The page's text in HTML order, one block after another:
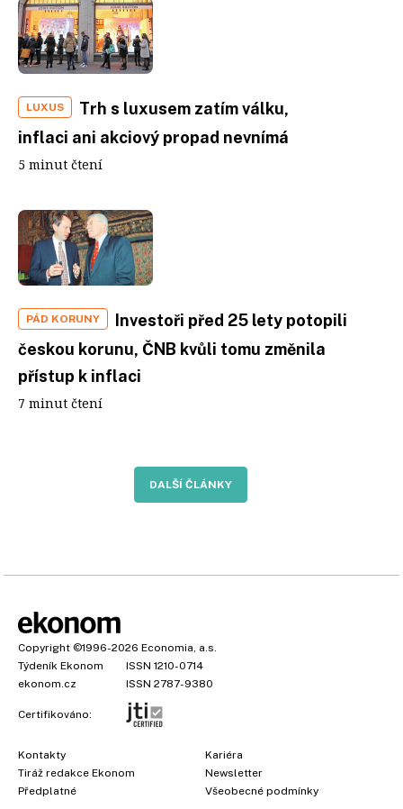
LUXUS
Trh s luxusem zatím válku,
inflaci ani akciový propad nevnímá
5 minut čtení
PÁD KORUNY
Investoři před 25 lety potopili
českou korunu, ČNB kvůli tomu změnila
přístup k inflaci
7 minut čtení
DALŠÍ ČLÁNKY
Copyright ©1996-2026 Economia, a.s.
Týdeník Ekonom
ISSN 1210-0714
ekonom.cz
ISSN 2787-9380
Certifikováno:
Kontakty
Tiráž redakce Ekonom
Předplatné
Kariéra
Newsletter
Všeobecné podmínky